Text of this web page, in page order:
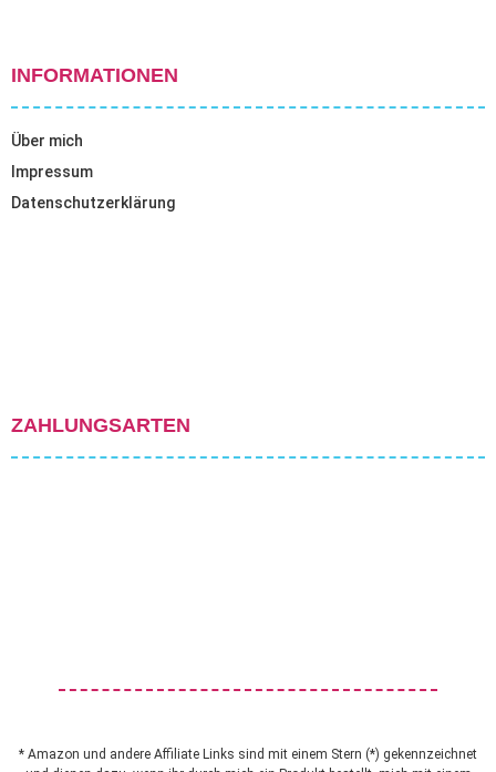
INFORMATIONEN
Über mich
Impressum
Datenschutzerklärung
ZAHLUNGSARTEN
* Amazon und andere Affiliate Links sind mit einem Stern (*) gekennzeichnet